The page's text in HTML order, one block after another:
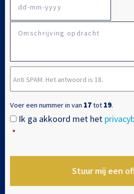
dash
JJJJ
Omschrijving
Anti
SPAM.
Het
antwoord
is
Voer een nummer in van 17tot 19.
Instemming *
Ik ga akkoord met het
*